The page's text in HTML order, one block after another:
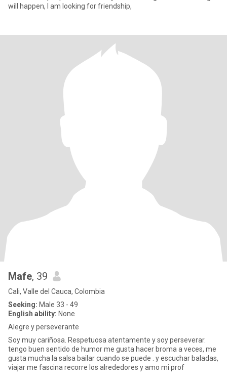
will happen, I am looking for friendship,
Mafe, 39
Cali, Valle del Cauca, Colombia
Seeking: Male 33 - 49
English ability: None
Alegre y perseverante
Soy muy cariñosa. Respetuosa atentamente y soy perseverar.
tengo buen sentido de humor me gusta hacer broma a veces, me
gusta mucha la salsa bailar cuando se puede . y escuchar baladas,
viajar me fascina recorre los alrededores y amo mi prof